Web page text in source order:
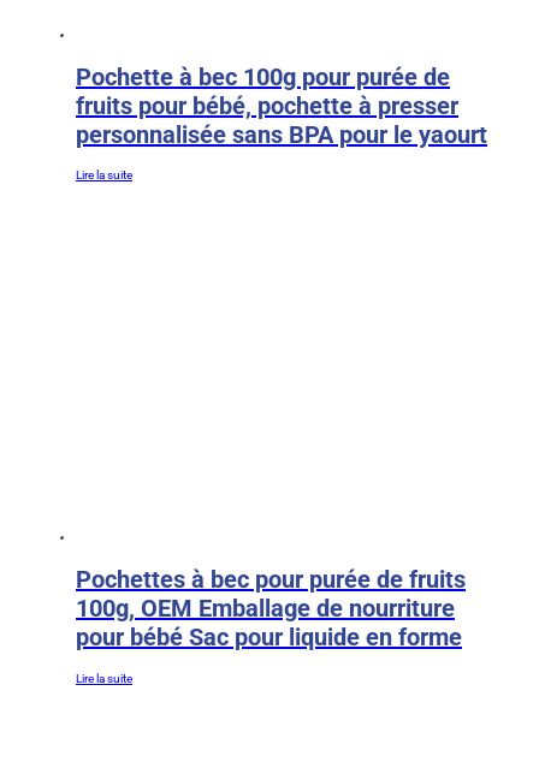
Pochette à bec 100g pour purée de
fruits pour bébé, pochette à presser
personnalisée sans BPA pour le yaourt
Lire la suite
Pochettes à bec pour purée de fruits
100g, OEM Emballage de nourriture
pour bébé Sac pour liquide en forme
Lire la suite